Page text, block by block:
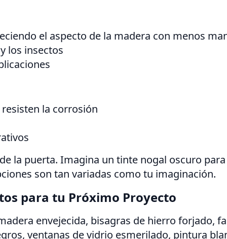
el aspecto de la madera con menos
los insectos
la corrosión
la puerta. Imagina un tinte nogal oscuro
son tan variadas como tu imaginación.
para tu Próximo Proyecto
envejecida, bisagras de hierro forjado,
ventanas de vidrio esmerilado, pintura